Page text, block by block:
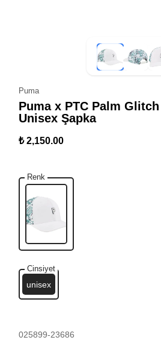
Puma
Puma x PTC Palm Glitch
Unisex Şapka
₺ 2,150.00
Renk
Cinsiyet
unisex
025899-23686